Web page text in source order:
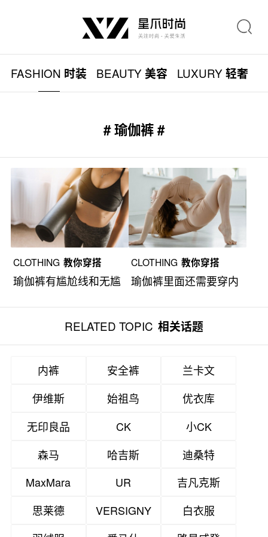
FASHION 时装 BEAUTY美容 LUXURY轻奢
# 瑜伽裤 #
CLOTHING 教你穿搭
瑜伽裤有尴尬线和无尴
CLOTHING 教你穿搭
瑜伽裤里面还需要穿内
RELATED TOPIC 相关话题
内裤 安全裤
兰卡文
伊维斯
始祖鸟
优衣库
无印良品
CK
小CK
森马
哈吉斯
迪桑特
MaxMara
UR
吉凡克斯
思莱德
VERSIGNY
白衣服